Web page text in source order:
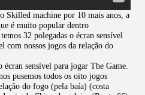
Skilled machine por 10 mais anos, a
é muito popular dentro
32 polegadas o écran sensível
com nossos jogos da relação do
écran sensível para jogar The Game.
pusemos todos os oito jogos
do fogo (pela baía) (costa